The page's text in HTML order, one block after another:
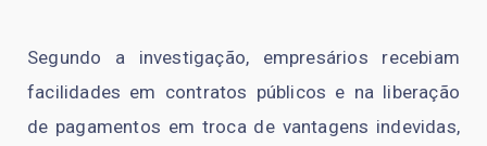
Segundo a investigação, empresários recebiam
facilidades em contratos públicos e na liberação
de pagamentos em troca de vantagens indevidas,